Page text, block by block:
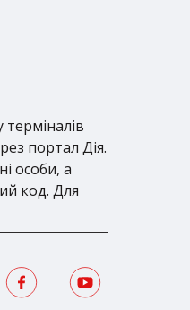
портал Дія.
особи, а
код. Для